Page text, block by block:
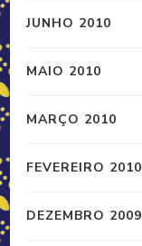
JUNHO 2010
MAIO 2010
MARÇO 2010
FEVEREIRO 2010
DEZEMBRO 2009